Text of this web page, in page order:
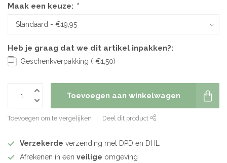
Maak een keuze: *
Heb je graag dat we dit artikel inpakken?:
Geschenkverpakking (+€1,50)
Toevoegen aan winkelwagen
Toevoegen om te vergelijken Deel dit product
Verzekerde verzending met DPD en DHL
Afrekenen in een veilige omgeving